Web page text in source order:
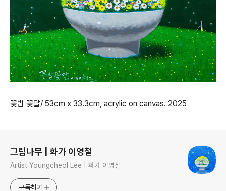
꽃밥 꽃달/ 53cm x 33.3cm, acrylic on canvas. 2025
그림나무 | 화가 이영철
Artist Youngcheol Lee | 화가 이영철
구독하기